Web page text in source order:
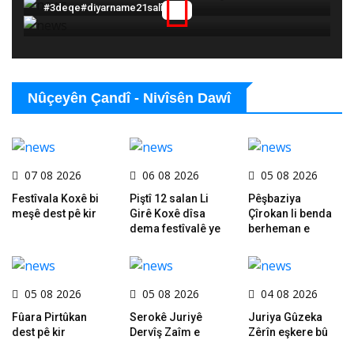
#3deqe#diyarname21salîye
Nûçeyên Çandî - Nivîsên Dawî
07 08 2026
Festîvala Koxê bi
meşê dest pê kir
06 08 2026
Piştî 12 salan Li
Girê Koxê dîsa
dema festîvalê ye
05 08 2026
Pêşbaziya
Çîrokan li benda
berheman e
05 08 2026
Fûara Pirtûkan
dest pê kir
05 08 2026
Serokê Juriyê
Dervîş Zaîm e
04 08 2026
Juriya Gûzeka
Zêrîn eşkere bû